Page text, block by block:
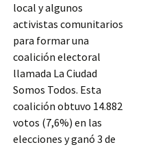
local y algunos
activistas comunitarios
para formar una
coalición electoral
llamada La Ciudad
Somos Todos. Esta
coalición obtuvo 14.882
votos (7,6%) en las
elecciones y ganó 3 de